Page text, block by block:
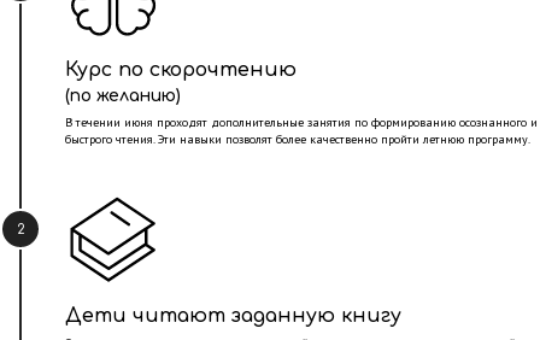
Курс по скорочтению
(по желанию)
В течении июня проходят дополнительные занятия по формированию осознанного и
быстрого чтения. Эти навыки позволят более качественно пройти летнюю программу.
2
Дети читают заданную книгу